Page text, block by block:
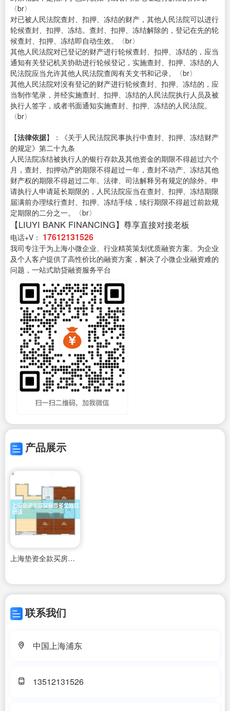
〈br〉
对已被人民法院查封、扣押、冻结的财产，其他人民法院可以进行
轮候查封、扣押、冻结。查封、扣押、冻结解除的，登记在先的轮
候查封、扣押、冻结即自动生效。〈br〉
其他人民法院对已登记的财产进行轮候查封、扣押、冻结的，应当
通知有关登记机关协助进行轮候登记，实施查封、扣押、冻结的人
民法院应当允许其他人民法院查阅有关文书和记录。〈br〉
其他人民法院对没有登记的财产进行轮候查封、扣押、冻结的，应
当制作笔录，并经实施查封、扣押、冻结的人民法院执行人员及被
执行人签字，或者书面通知实施查封、扣押、冻结的人民法院。
〈br〉
【法律依据】：《关于人民法院民事执行中查封、扣押、冻结财产
的规定》第二十九条
人民法院冻结被执行人的银行存款及其他资金的期限不得超过六个
月，查封、扣押动产的期限不得超过一年，查封不动产、冻结其他
财产权的期限不得超过二年。法律、司法解释另有规定的除外。申
请执行人申请延长期限的，人民法院应当在查封、扣押、冻结期限
届满前办理续行查封、扣押、冻结手续，续行期限不得超过前款规
定期限的二分之一。〈br〉
【LIUYI BANK FINANCING】尊享直接对接老板
电话+V： 17612131526
我司专注于为上海小微企业、行业精英策划优质融资方案。为企业
及个人客户提供了高性价比的融资方案，解决了小微企业融资难的
问题，一站式助贷融资服务平台
产品展示
上海垫资全款买房要多久放款合适
联系我们
中国上海浦东
13512131526